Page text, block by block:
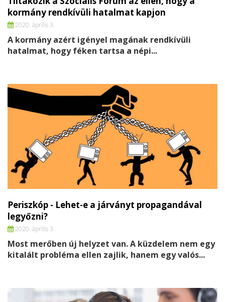
kormány rendkívüli hatalmat kapjon
2020. április 3.
A kormány azért igényel magának rendkívüli
hatalmat, hogy féken tartsa a népi...
Periszkóp - Lehet-e a járványt propagandával
legyőzni?
2020. április 3.
Most merőben új helyzet van. A küzdelem nem egy
kitalált probléma ellen zajlik, hanem egy valós...